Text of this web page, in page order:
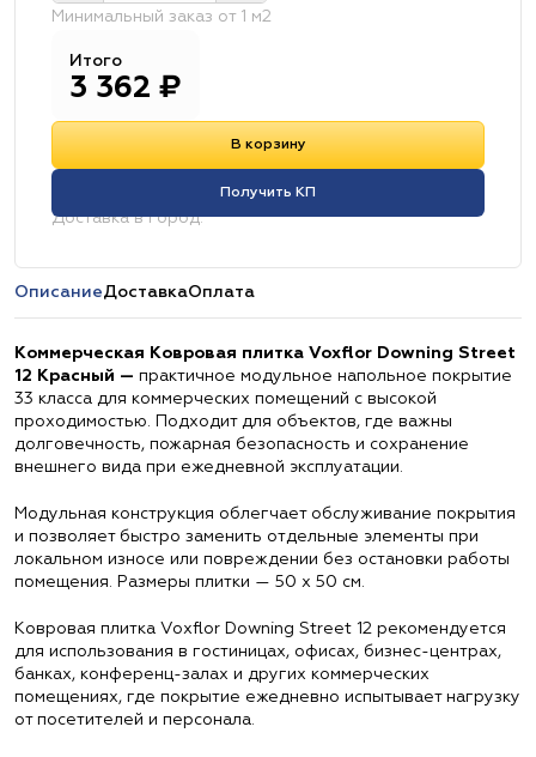
Минимальный заказ от 1 м2
Итого
3 362 ₽
В корзину
Получить КП
Доставка в город:
ОписаниеДоставкаОплата
Коммерческая Ковровая плитка Voxflor Downing Street
12 Красный — практичное модульное напольное покрытие
33 класса для коммерческих помещений с высокой
проходимостью. Подходит для объектов, где важны
долговечность, пожарная безопасность и сохранение
внешнего вида при ежедневной эксплуатации.
Модульная конструкция облегчает обслуживание покрытия
и позволяет быстро заменить отдельные элементы при
локальном износе или повреждении без остановки работы
помещения. Размеры плитки — 50 х 50 см.
Ковровая плитка Voxflor Downing Street 12 рекомендуется
для использования в гостиницах, офисах, бизнес-центрах,
банках, конференц-залах и других коммерческих
помещениях, где покрытие ежедневно испытывает нагрузку
от посетителей и персонала.